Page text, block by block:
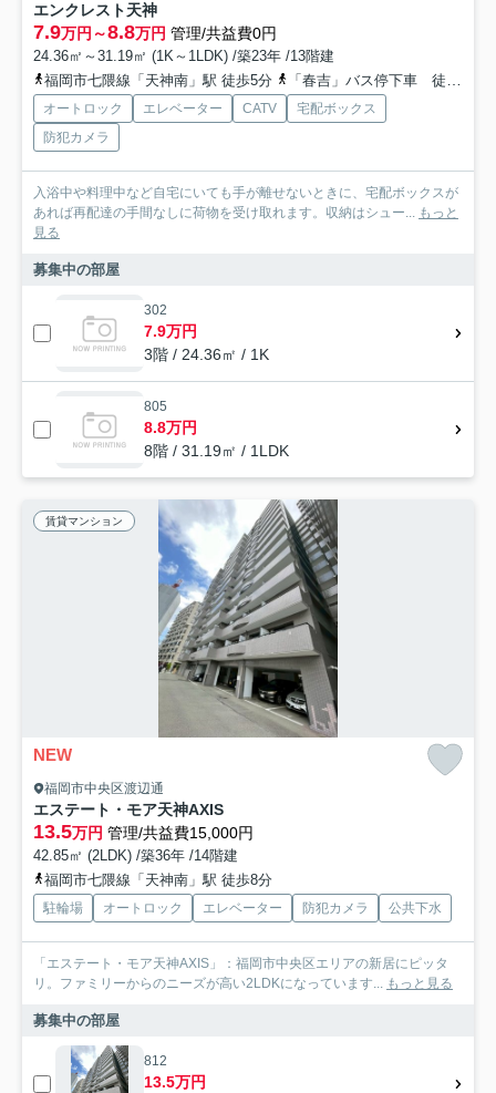
エンクレスト天神
7.9万円～8.8万円 管理/共益費0円
24.36㎡～31.19㎡ (1K～1LDK) /築23年 /13階建
福岡市七隈線「天神南」駅 徒歩5分
「春吉」バス停下車 徒歩3分
オートロック エレベーター CATV
宅配ボックス
防犯カメラ
入浴中や料理中など自宅にいても手が離せないときに、宅配ボックスが
あれば再配達の手間なしに荷物を受け取れます。収納はシュー... もっと
見る
募集中の部屋
302
7.9万円
3階 / 24.36㎡ / 1K
805
8.8万円
8階 / 31.19㎡ / 1LDK
賃貸マンション
NEW
福岡市中央区渡辺通
エステート・モア天神AXIS
13.5万円 管理/共益費15,000円
42.85㎡ (2LDK) /築36年 /14階建
福岡市七隈線「天神南」駅 徒歩8分
駐輪場 オートロック エレベーター 防犯カメラ 公共下水
「エステート・モア天神AXIS」：福岡市中央区エリアの新居にピッタ
リ。ファミリーからのニーズが高い2LDKになっています... もっと見る
募集中の部屋
812
13.5万円